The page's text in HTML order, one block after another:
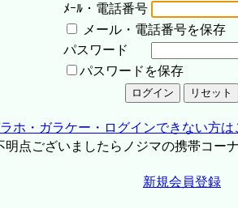
ﾒｰﾙ・電話番号
メール・電話番号を保存
パスワード
パスワードを保存
ホ・ガラケー・ログインできない方
点ございましたらノジマの携帯コー
新規会員登録